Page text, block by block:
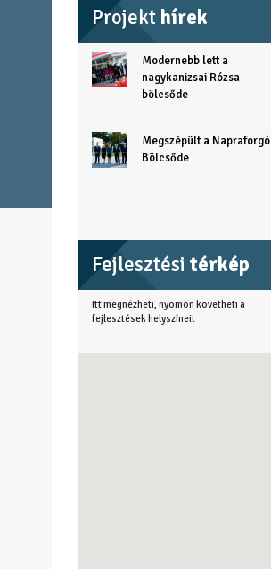
Projekt hírek
Modernebb lett a
nagykanizsai Rózsa
bölcsőde
Megszépült a Napraforgó
Bölcsőde
Fejlesztési térkép
Itt megnézheti, nyomon követheti a
fejlesztések helyszíneit